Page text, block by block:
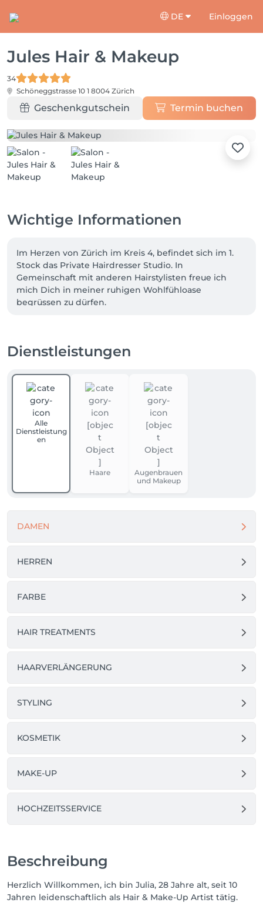
DE Einloggen
Jules Hair & Makeup
34
Schöneggstrasse 10 1 8004 Zürich
Geschenkgutschein Termin buchen
Wichtige Informationen
Im Herzen von Zürich im Kreis 4, befindet sich im 1.
Stock das Private Hairdresser Studio. In
Gemeinschaft mit anderen Hairstylisten freue ich
mich Dich in meiner ruhigen Wohlfühloase
Dienstleistungen
Alle
Dienstleistung
en
Haare
Augenbrauen
und Makeup
DAMEN
HERREN
FARBE
HAIR TREATMENTS
HAARVERLÄNGERUNG
STYLING
KOSMETIK
MAKE-UP
HOCHZEITSSERVICE
Beschreibung
Herzlich Willkommen, ich bin Julia, 28 Jahre alt, seit 10
Jahren leidenschaftlich als Hair & Make-Up Artist tätig.